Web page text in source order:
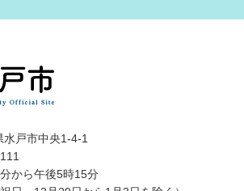
戸市中央1-4-1
から午後5時15分